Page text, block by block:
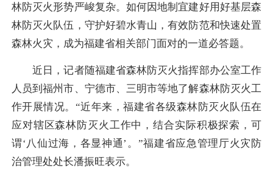
林防灭火形势严峻复杂。如何因地制宜建好用好基层森
林防灭火队伍，守护好碧水青山，有效防范和快速处置
森林火灾，成为福建省相关部门面对的一道必答题。
近日，记者随福建省森林防灭火指挥部办公室工作
人员到福州市、宁德市、三明市等地了解森林防灭火工
作开展情况。“近年来，福建省各级森林防灭火队伍在
应对辖区森林防灭火工作中，结合实际积极探索，可
谓‘八仙过海，各显神通’。”福建省应急管理厅火灾防
治管理处处长潘振旺表示。